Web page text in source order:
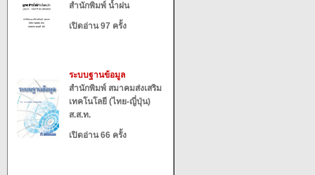
สำนักพิมพ์ น้ำฝน
เปิดอ่าน 97 ครั้ง
ระบบฐานข้อมูล
สำนักพิมพ์ สมาคมส่งเสริม
เทคโนโลยี (ไทย-ญี่ปุ่น)
ส.ส.ท.
เปิดอ่าน 66 ครั้ง